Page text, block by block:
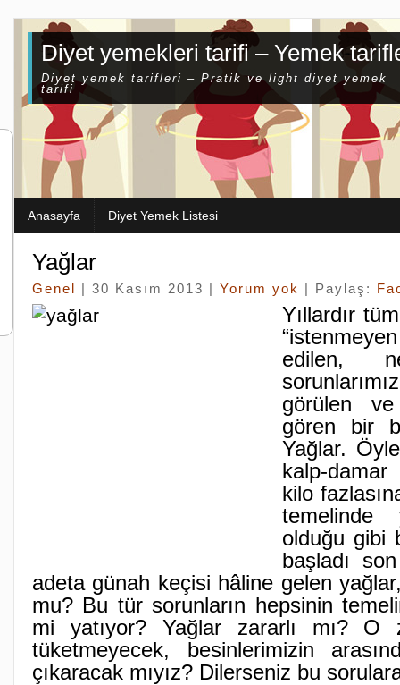
Diyet yemekleri tarifi – Yemek
Diyet yemek tarifleri – Pratik ve light diyet yemek
tarifi
Anasayfa Diyet Yemek Listesi
Yağlar
Genel | 30 Kasım 2013 | Yorum yok | Paylaş:
Yıllardır
edilen,
görülen
gören bir
Yağlar.
kalp-
kilo
temelinde
olduğu gibi
başladı
adeta günah keçisi hâline gelen
mu? Bu tür sorunların hepsinin
mi yatıyor? Yağlar zararlı mı? O
tüketmeyecek, besinlerimizin
çıkaracak mıyız? Dilerseniz bu